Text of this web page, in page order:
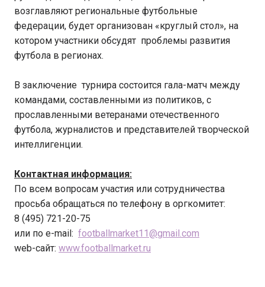
возглавляют региональные футбольные
федерации, будет организован «круглый стол», на
котором участники обсудят проблемы развития
футбола в регионах.
В заключение турнира состоится гала-матч между
командами, составленными из политиков, с
прославленными ветеранами отечественного
футбола, журналистов и представителей творческой
интеллигенции.
Контактная информация:
По всем вопросам участия или сотрудничества
просьба обращаться по телефону в оргкомитет:
8 (495) 721-20-75
или по e-mail: footballmarket11@gmail.com
web-сайт: www.footballmarket.ru